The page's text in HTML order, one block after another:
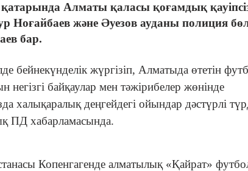
Алматы қаласы қоғамдық
және Әуезов ауданы полиция
бар.
бейнекүнделік жүргізіп, Алматыда өтетін
байқаулар мен тәжірибелер жөнінде
халықаралық деңгейдегі ойындар дәстүрлі
ПД хабарламасында.
Копенгагенде алматылық «Қайрат»